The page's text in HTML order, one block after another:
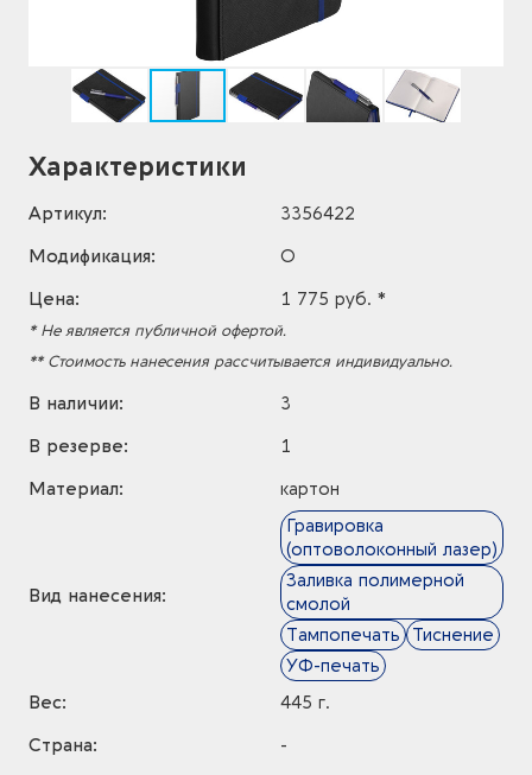
Характеристики
Артикул:
3356422
Модификация:
O
Цена:
1 775 руб. *
* Не является публичной офертой.
** Стоимость нанесения рассчитывается индивидуально.
В наличии:
3
В резерве:
1
Материал:
картон
Вид нанесения:
Гравировка
(оптоволоконный лазер)
Заливка полимерной
смолой
Тампопечать
Тиснение
УФ-печать
Вес:
445 г.
Страна:
-